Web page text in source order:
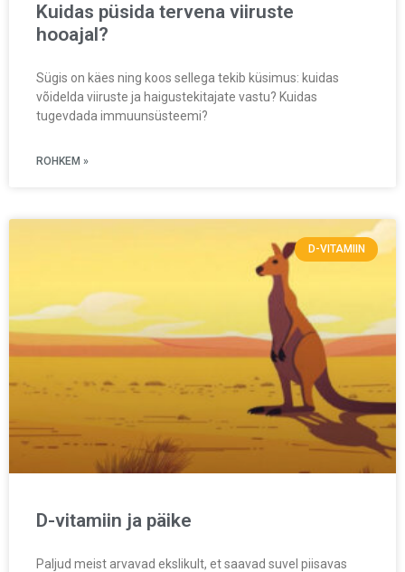
Kuidas püsida tervena viiruste
hooajal?
Sügis on käes ning koos sellega tekib küsimus: kuidas
võidelda viiruste ja haigustekitajate vastu? Kuidas
tugevdada immuunsüsteemi?
ROHKEM »
D-VITAMIIN
D-vitamiin ja päike
Paljud meist arvavad ekslikult, et saavad suvel piisavas